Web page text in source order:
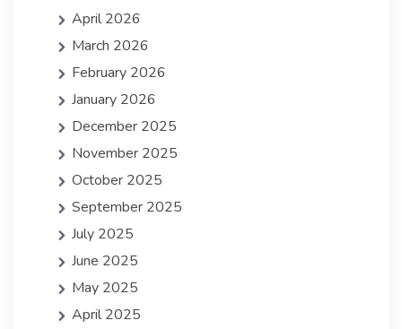
April 2026
March 2026
February 2026
January 2026
December 2025
November 2025
October 2025
September 2025
July 2025
June 2025
May 2025
April 2025